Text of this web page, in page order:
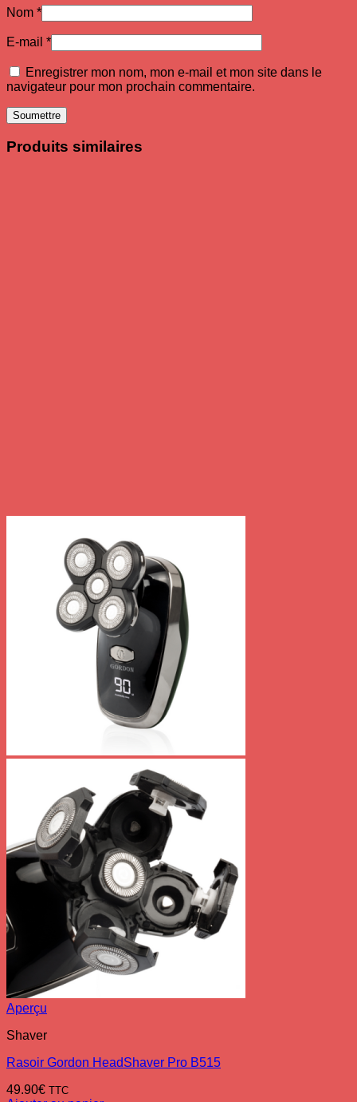
Nom *
E-mail *
Enregistrer mon nom, mon e-mail et mon site dans le
navigateur pour mon prochain commentaire.
Produits similaires
Aperçu
Shaver
Rasoir Gordon HeadShaver Pro B515
49.90€ TTC